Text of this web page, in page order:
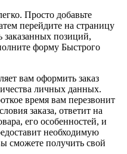
Просто добавьте
перейдите на страницу
заказанных позиций,
форму Быстрого
вам оформить заказ
личных данных.
время вам перезвонит
заказа, ответит на
его особенностей, и
необходимую
сможете получить свой